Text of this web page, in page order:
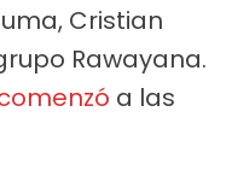
Cristian
Rawayana.
a las